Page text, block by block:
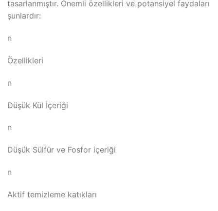
tasarlanmıştır. Önemli özellikleri ve potansiyel faydaları
şunlardır:
n
Özellikleri
n
Düşük Kül İçeriği
n
Düşük Sülfür ve Fosfor içeriği
n
Aktif temizleme katıkları